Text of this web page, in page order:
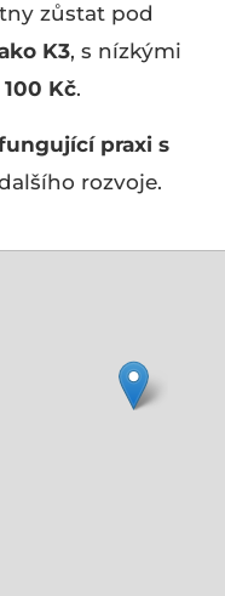
zůstat pod
K3, s nízkými
100 Kč.
praxi s
rozvoje.